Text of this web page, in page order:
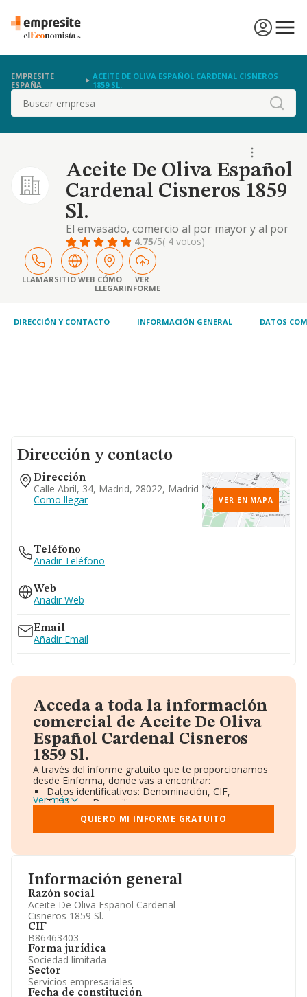
EMPRESITE
ESPAÑA
ACEITE DE OLIVA ESPAÑOL CARDENAL CISNEROS
1859 SL.
Buscar
Aceite De Oliva Español
Cardenal Cisneros 1859
Sl.
El envasado, comercio al por mayor y al por
menor, distribucion, transporte y
exportacion de aceite de oliva y productos
derevidos, embutidos, jamones, conservas y
cualesquiera otros productos de
alimentacion
4.75/5( 4 votos)
LLAMARSITIO WEB CÓMO
LLEGAR
VER
INFORME
DIRECCIÓN Y CONTACTO INFORMACIÓN GENERAL DATOS
Información general
Razón social
Aceite De Oliva Español Cardenal
Cisneros 1859 Sl.
CIF
B86463403
Forma jurídica
Sociedad limitada
Sector
Servicios empresariales
Fecha de constitución
Dirección y contacto
Dirección
Calle Abril, 34, Madrid, 28022, Madrid
Como llegar
VER EN MAPA
Teléfono
Añadir Teléfono
Web
Añadir Web
Email
Añadir Email
Acceda a toda la información
comercial de Aceite De Oliva
Español Cardenal Cisneros
1859 Sl.
A través del informe gratuito que te proporcionamos
desde Einforma, donde vas a encontrar:
Datos identificativos: Denominación, CIF,
Teléfono, Domicilio.
Informe Mercantil Completo (BORME).
Gráficos de Evolución Ventas y Empleados.
Consejo de Administración y Administradores.
Accionistas.
Artículos de prensa publicados sobre la empresa.
Información oficial y registral complementaria.
Ver más
QUIERO MI INFORME GRATUITO